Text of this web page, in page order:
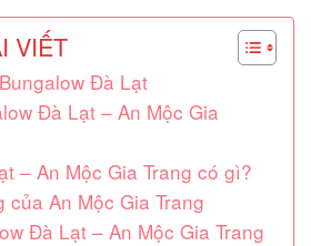
VIẾT
Đà Lạt
Đà Lạt – An Mộc Gia
– An Mộc Gia Trang có gì?
An Mộc Gia Trang
Đà Lạt – An Mộc Gia Trang